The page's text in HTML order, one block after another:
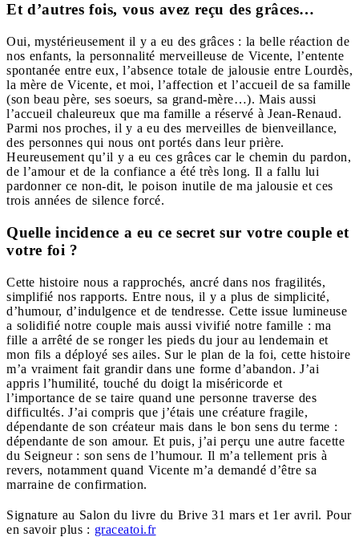
Et d’autres fois, vous avez reçu des grâces…
Oui, mystérieusement il y a eu des grâces : la belle réaction de
nos enfants, la personnalité merveilleuse de Vicente, l’entente
spontanée entre eux, l’absence totale de jalousie entre Lourdès,
la mère de Vicente, et moi, l’affection et l’accueil de sa famille
(son beau père, ses soeurs, sa grand-mère…). Mais aussi
l’accueil chaleureux que ma famille a réservé à Jean-Renaud.
Parmi nos proches, il y a eu des merveilles de bienveillance,
des personnes qui nous ont portés dans leur prière.
Heureusement qu’il y a eu ces grâces car le chemin du pardon,
de l’amour et de la confiance a été très long. Il a fallu lui
pardonner ce non-dit, le poison inutile de ma jalousie et ces
trois années de silence forcé.
Quelle incidence a eu ce secret sur votre couple et
votre foi ?
Cette histoire nous a rapprochés, ancré dans nos fragilités,
simplifié nos rapports. Entre nous, il y a plus de simplicité,
d’humour, d’indulgence et de tendresse. Cette issue lumineuse
a solidifié notre couple mais aussi vivifié notre famille : ma
fille a arrêté de se ronger les pieds du jour au lendemain et
mon fils a déployé ses ailes. Sur le plan de la foi, cette histoire
m’a vraiment fait grandir dans une forme d’abandon. J’ai
appris l’humilité, touché du doigt la miséricorde et
l’importance de se taire quand une personne traverse des
difficultés. J’ai compris que j’étais une créature fragile,
dépendante de son créateur mais dans le bon sens du terme :
dépendante de son amour. Et puis, j’ai perçu une autre facette
du Seigneur : son sens de l’humour. Il m’a tellement pris à
revers, notamment quand Vicente m’a demandé d’être sa
marraine de confirmation.
Signature au Salon du livre du Brive 31 mars et 1er avril. Pour
en savoir plus : graceatoi.fr